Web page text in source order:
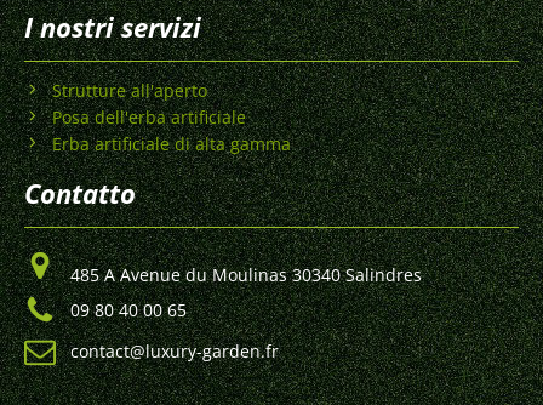
I nostri servizi
Strutture all'aperto
Posa dell'erba artificiale
Erba artificiale di alta gamma
Contatto
485 A Avenue du Moulinas 30340 Salindres
09 80 40 00 65
contact@luxury-garden.fr